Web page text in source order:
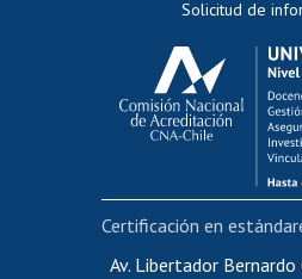
Evaluación
Calificación
Postulación al
Cursos internos de
Bienestar del
Portal de
Certificado de
Solicitud de
Av. Libertador
Certificación en